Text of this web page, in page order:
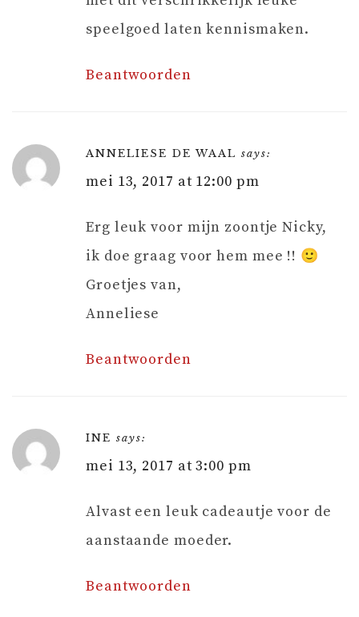
speelgoed laten kennismaken.
Beantwoorden
ANNELIESE DE WAAL says:
mei 13, 2017 at 12:00 pm
Erg leuk voor mijn zoontje Nicky,
ik doe graag voor hem mee !! 🙂
Groetjes van,
Anneliese
Beantwoorden
INE says:
mei 13, 2017 at 3:00 pm
Alvast een leuk cadeautje voor de
aanstaande moeder.
Beantwoorden